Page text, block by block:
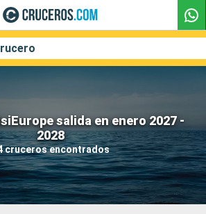
salida en enero 2027 -
2028
cruceros encontrados
Compañías